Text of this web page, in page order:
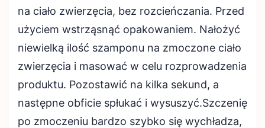
na ciało zwierzęcia, bez rozcieńczania. Przed
użyciem wstrząsnąć opakowaniem. Nałożyć
niewielką ilość szamponu na zmoczone ciało
zwierzęcia i masować w celu rozprowadzenia
produktu. Pozostawić na kilka sekund, a
następne obficie spłukać i wysuszyć.Szczenię
po zmoczeniu bardzo szybko się wychładza,